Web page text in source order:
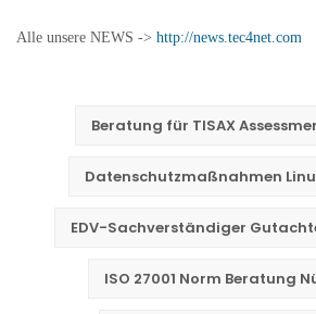
Alle unsere NEWS -> http://news.tec4net.com
Beratung für TISAX
Datenschutzmaßnahmen
EDV-Sachverständiger
ISO 27001 Norm Beratung